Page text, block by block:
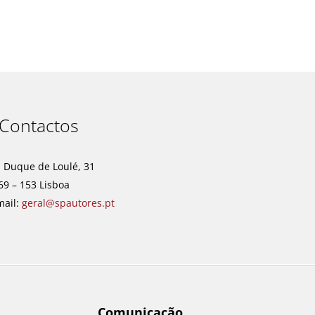
Contactos
Duque de Loulé, 31
– 153 Lisboa
geral@spautores.pt